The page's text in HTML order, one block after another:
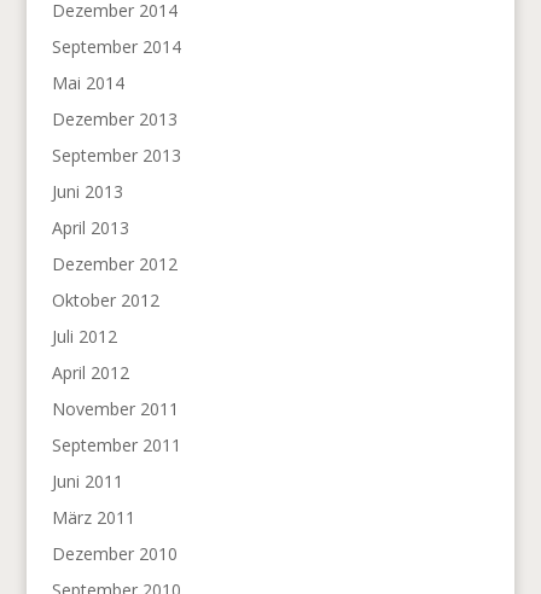
Dezember 2014
September 2014
Mai 2014
Dezember 2013
September 2013
Juni 2013
April 2013
Dezember 2012
Oktober 2012
Juli 2012
April 2012
November 2011
September 2011
Juni 2011
März 2011
Dezember 2010
September 2010